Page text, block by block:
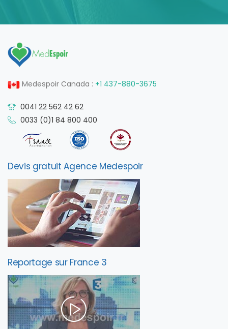
Medespoir Canada : +1 437-880-3675
0041 22 562 42 62
0033 (0)1 84 800 400
Devis gratuit Agence Medespoir
Reportage sur France 3